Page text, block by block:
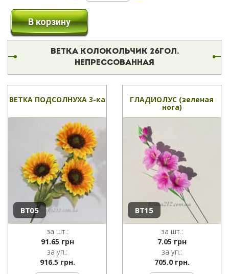
В корзину
ВЕТКА КОЛОКОЛЬЧИК 26ГОЛ.
НЕПРЕССОВАННАЯ
ВЕТКА ПОДСОЛНУХА 3-ка
ВТ05
за шт.:
91.65 грн
за уп.:
916.5 грн.
ГЛАДИОЛУС (зеленая
нога)
ВТ15
за шт.:
7.05 грн
за уп.:
705.0 грн.